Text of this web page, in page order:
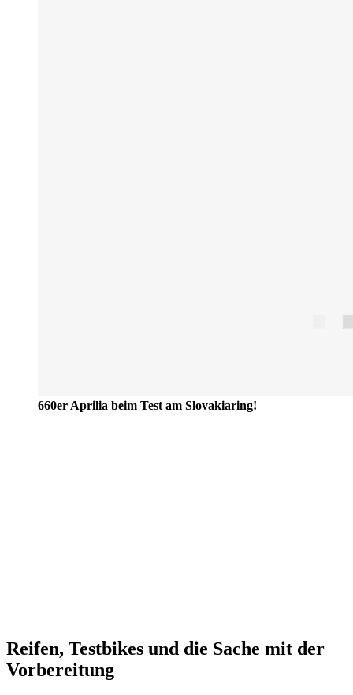
660er Aprilia beim Test am Slovakiaring!
Reifen, Testbikes und die Sache mit der
Vorbereitung